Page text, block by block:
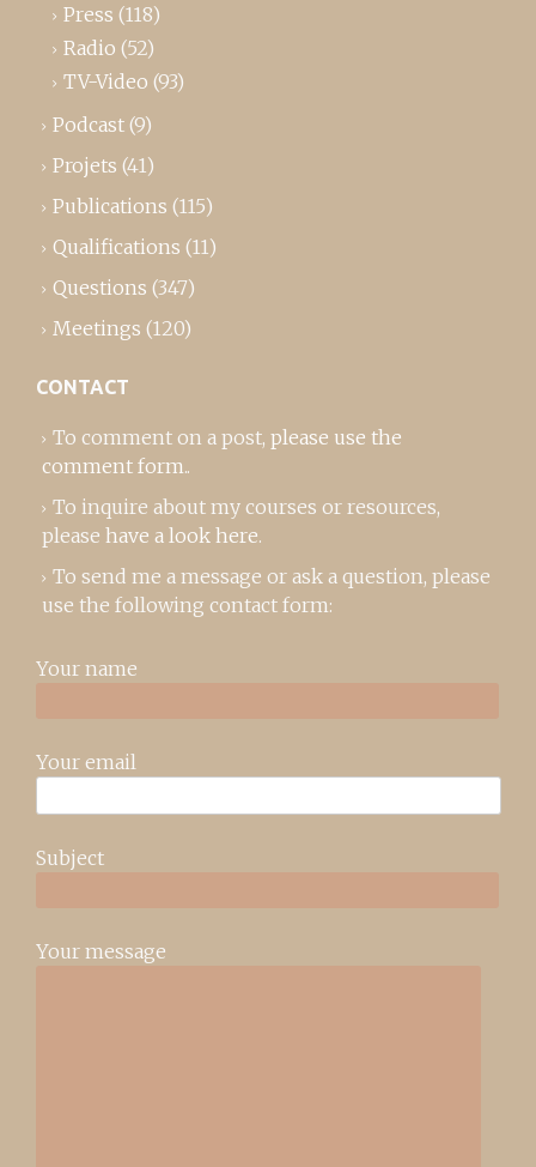
Press (118)
Radio (52)
TV-Video (93)
Podcast (9)
Projets (41)
Publications (115)
Qualifications (11)
Questions (347)
Meetings (120)
CONTACT
To comment on a post, please use the
comment form..
To inquire about my courses or resources,
please have a look here.
To send me a message or ask a question, please
use the following contact form:
Your name
Your email
Subject
Your message